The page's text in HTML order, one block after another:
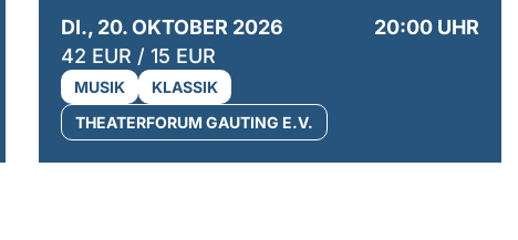
DI., 20. OKTOBER 2026
20:00 UHR
42 EUR / 15 EUR
MUSIK
KLASSIK
THEATERFORUM GAUTING E.V.